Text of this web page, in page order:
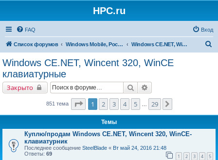
HPC.ru
FAQ Вход
Список форумов Windows Mobile, Pocket PC, MS Smartphone Windows CE.NET, Wincent 320, WinCE клавиатурные
Windows CE.NET, Wincent 320, WinCE
клавиатурные
Закрыто Поиск
851 тема Страница1 из
1 2 3 4 5 29
Темы
Куплю/продам Windows CE.NET, Wincent 320, WinCE-
клавиатурник
Последнее сообщение SteelBlade « Вт май 24, 2016 21:48
Ответы: 69 1 2 3 4 5